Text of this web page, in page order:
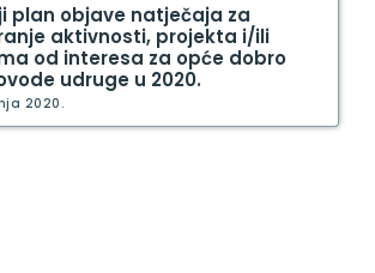
plan objave natječaja za
aktivnosti, projekta i/ili
od interesa za opće dobro
udruge u 2020.
2020.